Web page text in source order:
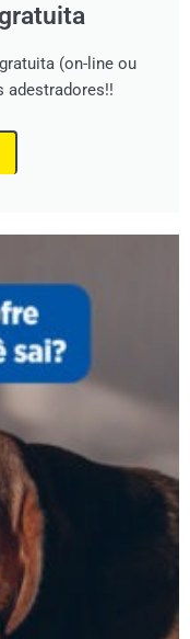
(on-line ou
adestradores!!